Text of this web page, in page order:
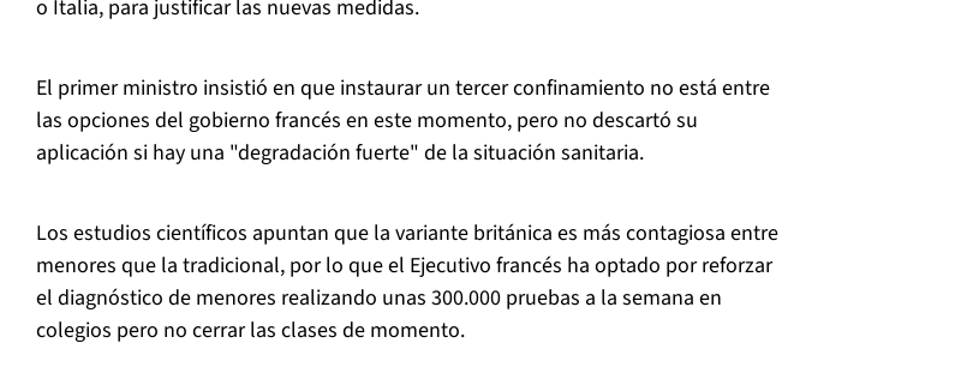
o Italia, para justificar las nuevas medidas.
El primer ministro insistió en que instaurar un tercer confinamiento no está entre
las opciones del gobierno francés en este momento, pero no descartó su
aplicación si hay una "degradación fuerte" de la situación sanitaria.
Los estudios científicos apuntan que la variante británica es más contagiosa entre
menores que la tradicional, por lo que el Ejecutivo francés ha optado por reforzar
el diagnóstico de menores realizando unas 300.000 pruebas a la semana en
colegios pero no cerrar las clases de momento.